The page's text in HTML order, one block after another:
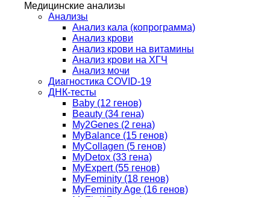
Медицинские анализы
Анализы
Анализ кала (копрограмма)
Анализ крови
Анализ крови на витамины
Анализ крови на ХГЧ
Анализ мочи
Диагностика COVID-19
ДНК-тесты
Baby (12 генов)
Beauty (34 гена)
My2Genes (2 гена)
MyBalance (15 генов)
MyCollagen (5 генов)
MyDetox (33 гена)
MyExpert (55 генов)
MyFeminity (18 генов)
MyFeminity Age (16 генов)